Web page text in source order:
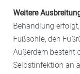
Weitere
Behandlung
Fußsohle, den
Außerdem besteht
Selbstinfektion an